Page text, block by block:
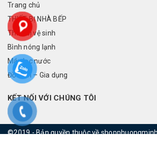
Trang chủ
THIẾT BỊ NHÀ BẾP
Thiết bị vệ sinh
Bình nóng lạnh
Máy lọc nước
Đồ điện – Gia dụng
KẾT NỐI VỚI CHÚNG TÔI
©2019 - Bản quyền thuộc về